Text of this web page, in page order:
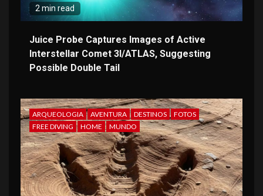
2 min read
Juice Probe Captures Images of Active
Interstellar Comet 3I/ATLAS, Suggesting
Possible Double Tail
ARQUEOLOGIA AVENTURA DESTINOS
FOTOS
FREE DIVING
HOME MUNDO